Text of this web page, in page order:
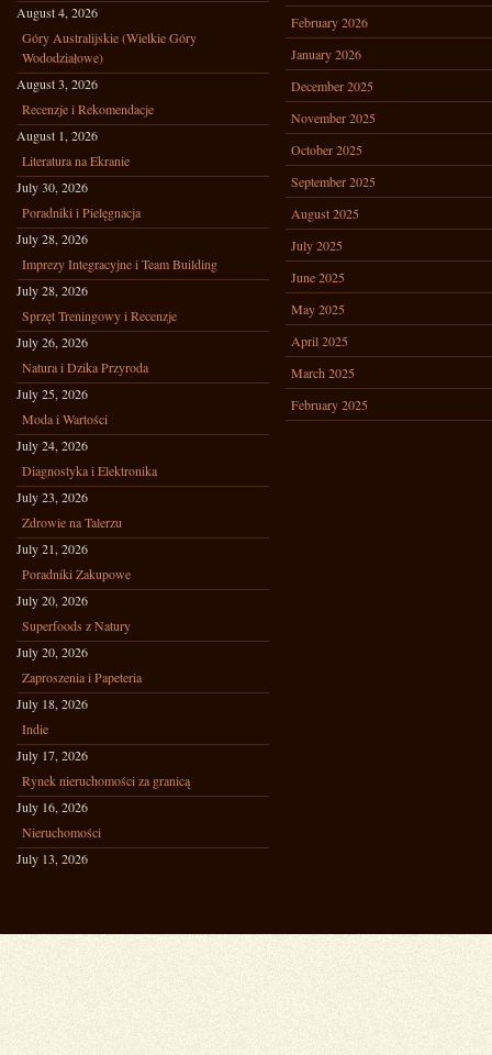
August 4, 2026
Góry Australijskie (Wielkie Góry
Wododziałowe)
August 3, 2026
Recenzje i Rekomendacje
August 1, 2026
Literatura na Ekranie
July 30, 2026
Poradniki i Pielęgnacja
July 28, 2026
Imprezy Integracyjne i Team Building
July 28, 2026
Sprzęt Treningowy i Recenzje
July 26, 2026
Natura i Dzika Przyroda
July 25, 2026
Moda i Wartości
July 24, 2026
Diagnostyka i Elektronika
July 23, 2026
Zdrowie na Talerzu
July 21, 2026
Poradniki Zakupowe
July 20, 2026
Superfoods z Natury
July 20, 2026
Zaproszenia i Papeteria
July 18, 2026
Indie
July 17, 2026
Rynek nieruchomości za granicą
July 16, 2026
Nieruchomości
July 13, 2026
February 2026
January 2026
December 2025
November 2025
October 2025
September 2025
August 2025
July 2025
June 2025
May 2025
April 2025
March 2025
February 2025